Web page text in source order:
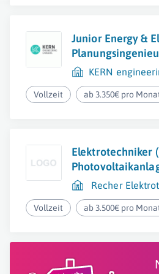
Junior Energy &
KERN
Vollzeit ab 3.350€ pro
Elektrotechniker
Recher
Vollzeit ab 3.500€ pro